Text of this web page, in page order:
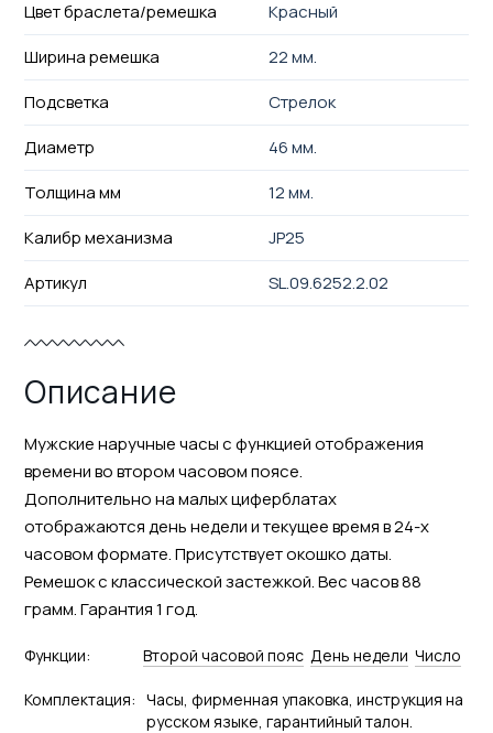
Цвет браслета/ремешка
Красный
Ширина ремешка
22 мм.
Подсветка
Стрелок
Диаметр
46 мм.
Толщина мм
12 мм.
Калибр механизма
JP25
Артикул
SL.09.6252.2.02
Описание
Мужские наручные часы с функцией отображения
времени во втором часовом поясе.
Дополнительно на малых циферблатах
отображаются день недели и текущее время в 24-х
часовом формате. Присутствует окошко даты.
Ремешок с классической застежкой. Вес часов 88
грамм. Гарантия 1 год.
Функции: Второй часовой пояс День недели Число
Комплектация: Часы, фирменная упаковка, инструкция на
русском языке, гарантийный талон.